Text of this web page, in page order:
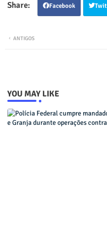
Facebook
ANTIGOS
YOU MAY LIKE